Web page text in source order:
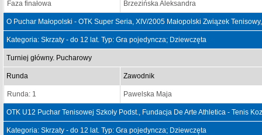
Faza finałowa Brzezińska Aleksandra
O Puchar Małopolski - OTK Super Seria, XIV/2005 Małopolski Związek
Kategoria: Skrzaty - do 12 lat. Typ: Gra pojedyncza; Dziewczęta
Turniej główny. Pucharowy
Runda Zawodnik
Runda: 1 Pawelska Maja
OTK U12 Puchar Tenisowej Szkoły Podst., Fundacja De Arte Athletica - Tenis
Kategoria: Skrzaty - do 12 lat. Typ: Gra pojedyncza; Dziewczęta